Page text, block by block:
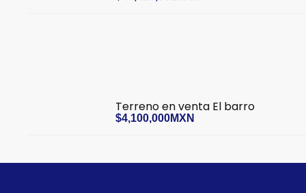
Terreno en venta El barro
$4,100,000MXN